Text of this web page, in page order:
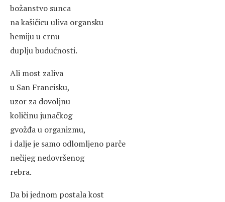
božanstvo sunca
na kašičicu uliva organsku
hemiju u crnu
duplju budućnosti.
Ali most zaliva
u San Francisku,
uzor za dovoljnu
količinu junačkog
gvožđa u organizmu,
i dalje je samo odlomljeno parče
nečijeg nedovršenog
rebra.
Da bi jednom postala kost